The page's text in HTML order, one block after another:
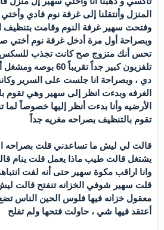
المنزل وأنتقلنا إلى غرفة نوم فادي
وفتحت سهير غرفة النوم وقامت بتنظيف
وبصراحة أول مرة أدخل غرفة نوم أختي
تحس أنك متزوج صح كانت تجذب للسكس
تلفزيون كبير جداً
دي ، وبصراحة انا جلست على السرير
الغرفه وبدءت انظر إلى سهير وهي تقوم
الأرضيه وأنا بدءت أنظر إليها خصوصاً
تقوم بالتنظيف بصراحه مغريه جداً
قالت لي ليش ما تساعدني قلت بصراحه
يشتغل قالت طيب ماذا يعمل قلت ينام
وانا اراقب مكوة سهير حتى أنه لفت
قلت سهير شوفي الخزانه تنفتح قالت
معقول خزانه فيها فلوس الحين الناس
أعتقد فيها شي ، حاولت فتحها ولم تفلح